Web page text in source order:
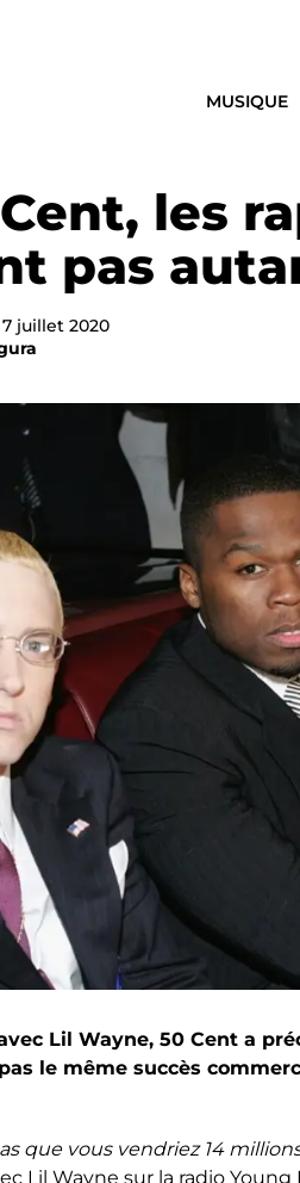
MUSIQUE
les
pas
7 juillet 2020
Lil Wayne, 50 Cent a
le même succès
que vous vendriez 14
Lil Wayne sur la radio Young